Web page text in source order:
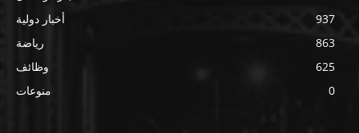
أخبار دولية
937
رياضة
863
وظائف
625
منوعات
0